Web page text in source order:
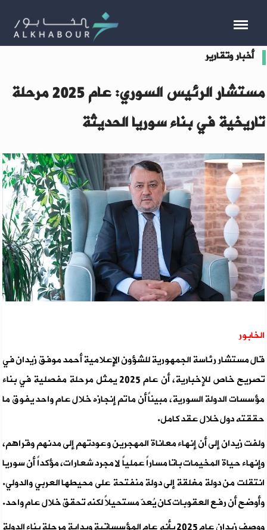
أخبار وتقارير
مستشار الرئيس السوري: عام 2025 مرحلة
تاريخية في بناء سوريا الحديثة
الخابور
قال مستشار رئاسة الجمهورية للشؤون الإعلامية أحمد موفق زيدان في
تصريح خاص للإخبارية، أن عام 2025 يمثل مرحلة مفصلية في بناء
مؤسسات الدولة السورية، مبيناً أن ما تم إنجازه خلال عام واحد يفوق ما
حققته دول خلال عقد كامل.
ولفت زيدان إلى أن إنهاء معاناة المهجرين وعودتهم إلى مدنهم وقراهم،
وإنهاء حياة المخيمات باتا مساراً عملياً لا مجرد شعارات، مؤكداً أن سوريا
انتقلت من دولة مغلقة إلى دولة منفتحة على محيطها العربي والدولي.
وأوضح أن رفع العقوبات كان يُعدّ مستحيلاً لكنه تحقق خلال عام واحد.